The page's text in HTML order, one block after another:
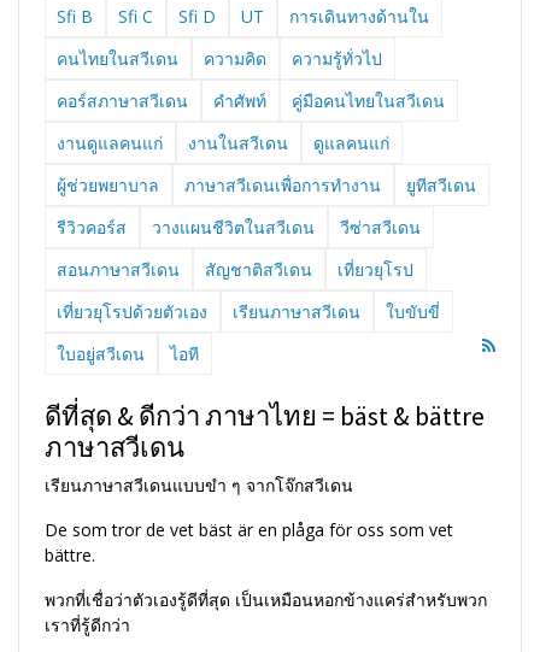
Sfi B
Sfi C Sfi D UT
การเดินทางด้านใน
คนไทยในสวีเดน
ความคิด
ความรู้ทั่วไป
คอร์สภาษาสวีเดน
คำศัพท์
คู่มือคนไทยในสวีเดน
งานดูแลคนแก่
งานในสวีเดน
ดูแลคนแก่
ผู้ช่วยพยาบาล
ภาษาสวีเดนเพื่อการทำงาน
ยูทีสวีเดน
รีวิวคอร์ส
วางแผนชีวิตในสวีเดน
วีซ่าสวีเดน
สอนภาษาสวีเดน
สัญชาติสวีเดน
เที่ยวยุโรป
เที่ยวยุโรปด้วยตัวเอง
เรียนภาษาสวีเดน
ใบขับขี่
ใบอยู่สวีเดน
ไอที
ดีที่สุด & ดีกว่า ภาษาไทย = bäst & bättre
ภาษาสวีเดน
เรียนภาษาสวีเดนแบบขำ ๆ จากโจ๊กสวีเดน
De som tror de vet bäst är en plåga för oss som vet
bättre.
พวกที่เชื่อว่าตัวเองรู้ดีที่สุด เป็นเหมือนหอกข้างแคร่สำหรับพวก
เราที่รู้ดีกว่า